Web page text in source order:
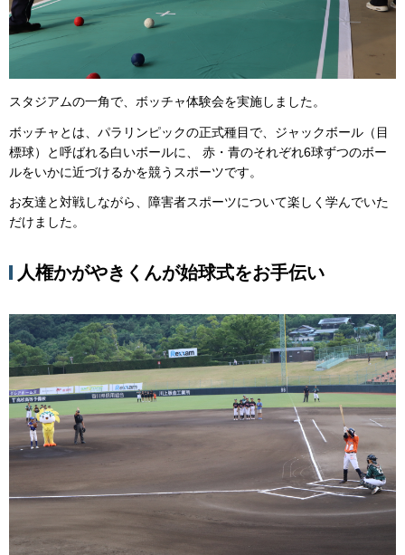
スタジアムの一角で、ボッチャ体験会を実施しました。
ボッチャとは、パラリンピックの正式種目で、ジャックボール（目
標球）と呼ばれる白いボールに、 赤・青のそれぞれ6球ずつのボー
ルをいかに近づけるかを競うスポーツです。
お友達と対戦しながら、障害者スポーツについて楽しく学んでいた
だけました。
人権かがやきくんが始球式をお手伝い